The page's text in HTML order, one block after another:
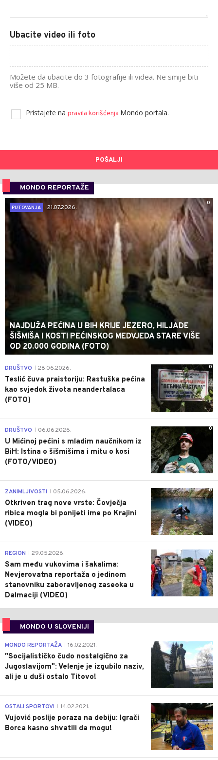
Ubacite video ili foto
Možete da ubacite do 3 fotografije ili videa. Ne smije biti
više od 25 MB.
Pristajete na pravila korišćenja Mondo portala.
POŠALJI
MONDO REPORTAŽE
0
PUTOVANJA
21.07.2026.
NAJDUŽA PEĆINA U BIH KRIJE JEZERO, HILJADE
ŠIŠMIŠA I KOSTI PEĆINSKOG MEDVJEDA STARE VIŠE
OD 20.000 GODINA (FOTO)
0
DRUŠTVO 28.06.2026.
Teslić čuva praistoriju: Rastuška pećina
kao svjedok života neandertalaca
(FOTO)
0
DRUŠTVO 06.06.2026.
U Mićinoj pećini s mladim naučnikom iz
BiH: Istina o šišmišima i mitu o kosi
(FOTO/VIDEO)
0
ZANIMLJIVOSTI 05.06.2026.
Otkriven trag nove vrste: Čovječja
ribica mogla bi ponijeti ime po Krajini
(VIDEO)
0
REGION 29.05.2026.
Sam među vukovima i šakalima:
Nevjerovatna reportaža o jedinom
stanovniku zaboravljenog zaseoka u
Dalmaciji (VIDEO)
MONDO U SLOVENIJI
4
MONDO REPORTAŽA 16.02.2021.
"Socijalističko čudo nostalgično za
Jugoslavijom": Velenje je izgubilo naziv,
ali je u duši ostalo Titovo!
1
OSTALI SPORTOVI 14.02.2021.
Vujović poslije poraza na debiju: Igrači
Borca kasno shvatili da mogu!